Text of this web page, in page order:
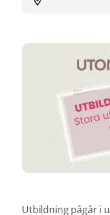
Utbildning pågår i